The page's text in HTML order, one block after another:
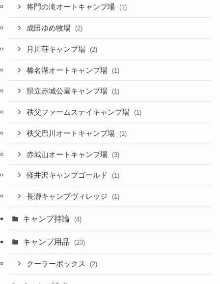
将門の滝オートキャンプ場 (1)
成田ゆめ牧場 (2)
月川荘キャンプ場 (2)
榛名湖オートキャンプ場 (1)
県立赤城公園キャンプ場 (1)
秩父ファームステイキャンプ場 (1)
秩父巴川オートキャンプ場 (1)
赤城山オートキャンプ場 (3)
軽井沢キャンプゴールド (1)
長瀞キャンプヴィレッジ (1)
キャンプ持論 (4)
キャンプ用品 (23)
クーラーボックス (2)